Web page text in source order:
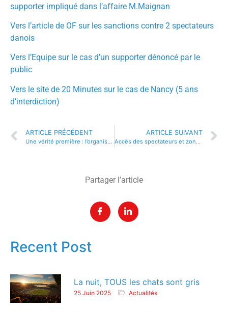
supporter impliqué dans l’affaire M.Maignan
Vers l’article de OF sur les sanctions contre 2 spectateurs
danois
Vers l’Equipe sur le cas d’un supporter dénoncé par le
public
Vers le site de 20 Minutes sur le cas de Nancy (5 ans
d’interdiction)
ARTICLE PRÉCÉDENT
Une vérité première : l’organisateur est responsable ! (dans presque tous les cas)
ARTICLE SUIVANT
Accès des spectateurs et zonages : « Faut pas rester là messieurs dames… ! »
Partager l’article
Recent Post
La nuit, TOUS les chats sont gris
25 Juin 2025 Actualités